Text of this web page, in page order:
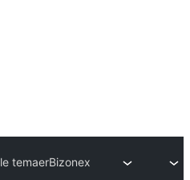
temaerBizonex